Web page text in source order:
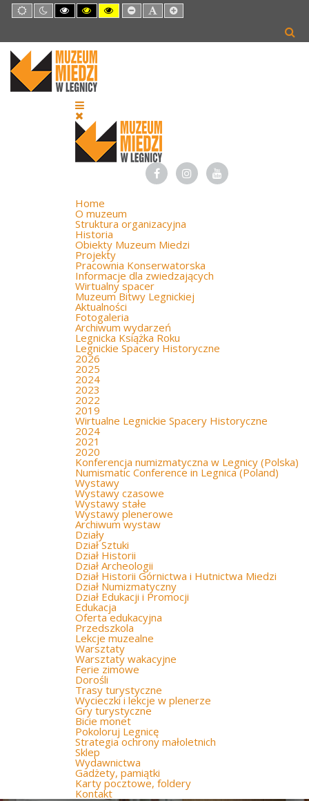
Default
mode
Night
mode
High
Contrast
mode
High
Contrast
mode
High
Contrast
mode
Set
Smaller
Set
Default
Set
Larger
Home
O muzeum
Struktura organizacyjna
Historia
Obiekty Muzeum Miedzi
Projekty
Pracownia Konserwatorska
Informacje dla zwiedzających
Wirtualny spacer
Muzeum Bitwy Legnickiej
Aktualności
Fotogaleria
Archiwum wydarzeń
Legnicka Książka Roku
Legnickie Spacery Historyczne
2026
2025
2024
2023
2022
2019
Wirtualne Legnickie Spacery Historyczne
2024
2021
2020
Konferencja numizmatyczna w Legnicy (Polska)
Numismatic Conference in Legnica (Poland)
Wystawy
Wystawy czasowe
Wystawy stałe
Wystawy plenerowe
Archiwum wystaw
Działy
Dział Sztuki
Dział Historii
Dział Archeologii
Dział Historii Górnictwa i Hutnictwa Miedzi
Dział Numizmatyczny
Dział Edukacji i Promocji
Edukacja
Oferta edukacyjna
Przedszkola
Lekcje muzealne
Warsztaty
Warsztaty wakacyjne
Ferie zimowe
Dorośli
Trasy turystyczne
Wycieczki i lekcje w plenerze
Gry turystyczne
Bicie monet
Pokoloruj Legnicę
Strategia ochrony małoletnich
Sklep
Wydawnictwa
Gadżety, pamiątki
Karty pocztowe, foldery
Kontakt